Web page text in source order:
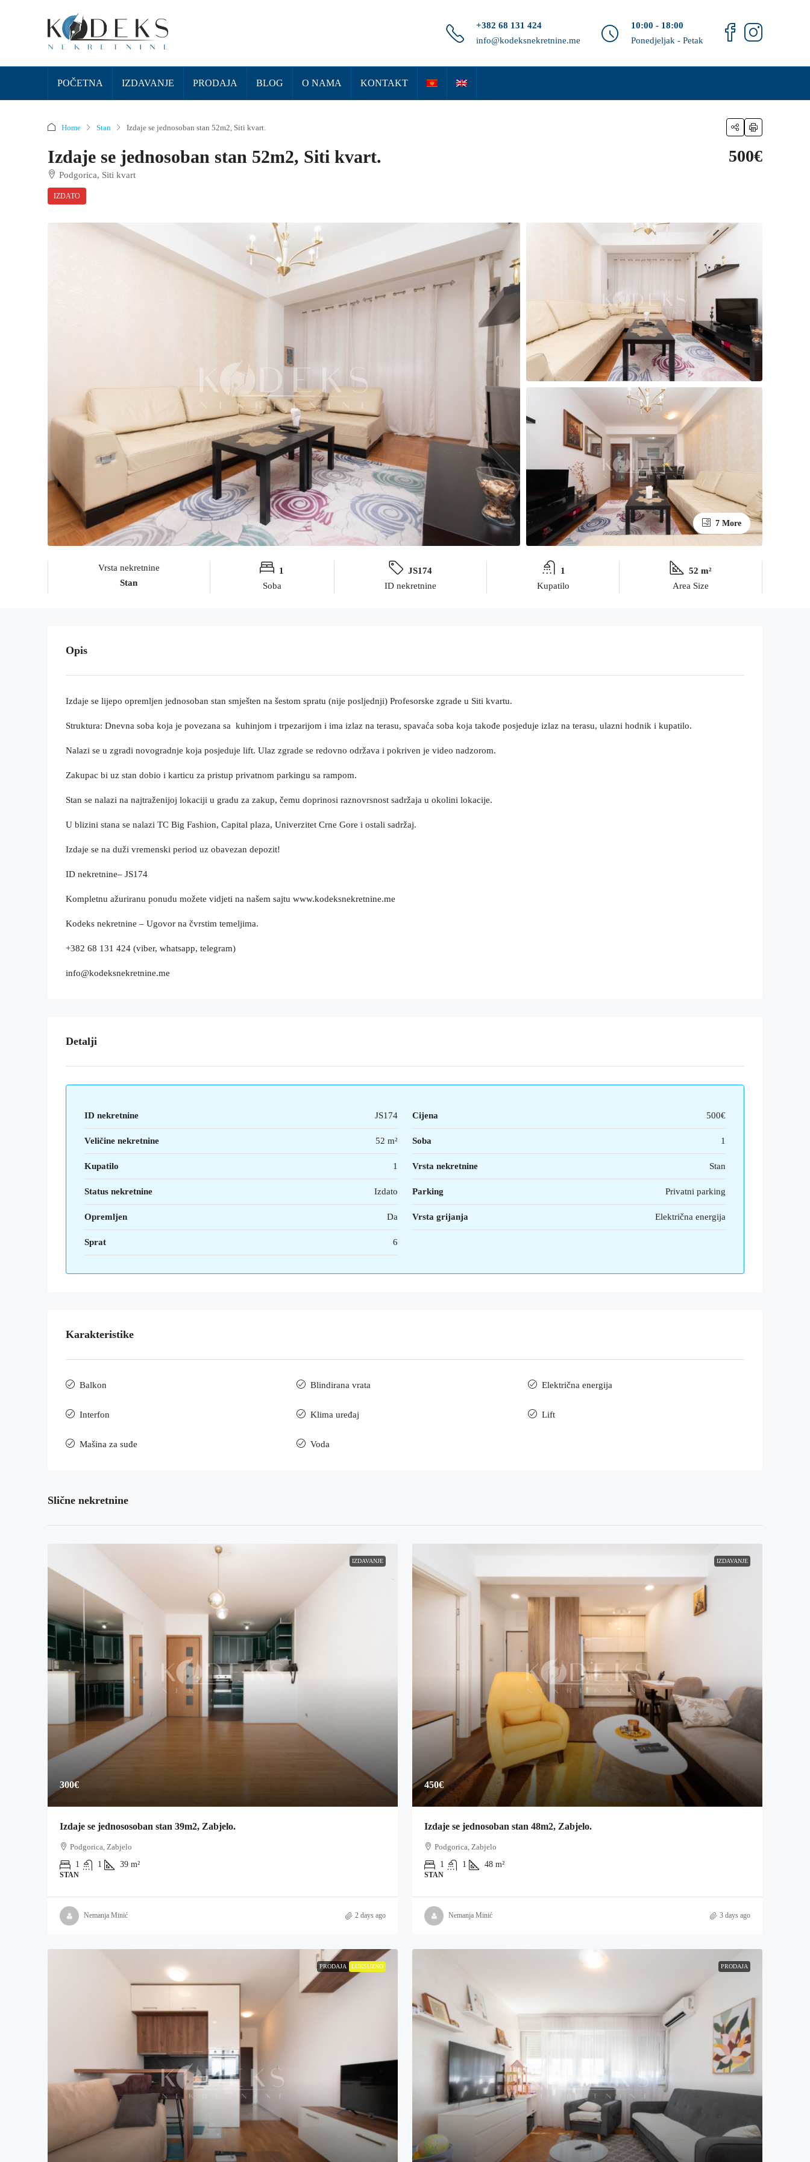
+382 68 131 424
info@kodeksnekretnine.me
10:00 - 18:00
Ponedjeljak - Petak
POČETNA IZDAVANJE PRODAJA BLOG O NAMA KONTAKT
Home Stan Izdaje se jednosoban stan 52m2, Siti kvart.
Izdaje se jednosoban stan 52m2, Siti kvart.
Podgorica, Siti kvart
IZDATO
500€
7 More
Vrsta nekretnine
Stan
1
Soba
JS174
ID nekretnine
1
Kupatilo
52 m²
Area Size
Opis
Izdaje se lijepo opremljen jednosoban stan smješten na šestom spratu (nije posljednji) Profesorske zgrade u Siti kvartu.
Struktura: Dnevna soba koja je povezana sa kuhinjom i trpezarijom i ima izlaz na terasu, spavaća soba koja takođe posjeduje izlaz na terasu, ulazni hodnik i kupatilo.
Nalazi se u zgradi novogradnje koja posjeduje lift. Ulaz zgrade se redovno održava i pokriven je video nadzorom.
Zakupac bi uz stan dobio i karticu za pristup privatnom parkingu sa rampom.
Stan se nalazi na najtraženijoj lokaciji u gradu za zakup, čemu doprinosi raznovrsnost sadržaja u okolini lokacije.
U blizini stana se nalazi TC Big Fashion, Capital plaza, Univerzitet Crne Gore i ostali sadržaj.
Izdaje se na duži vremenski period uz obavezan depozit!
ID nekretnine– JS174
Kompletnu ažuriranu ponudu možete vidjeti na našem sajtu www.kodeksnekretnine.me
Kodeks nekretnine – Ugovor na čvrstim temeljima.
+382 68 131 424 (viber, whatsapp, telegram)
info@kodeksnekretnine.me
Detalji
ID nekretnine JS174 Cijena 500€
Veličine nekretnine 52 m² Soba 1
Kupatilo 1 Vrsta nekretnine Stan
Status nekretnine Izdato Parking Privatni parking
Opremljen Da Vrsta grijanja Električna energija
Sprat 6
Karakteristike
Balkon Blindirana vrata Električna energija
Interfon Klima uređaj Lift
Mašina za suđe Voda
Slične nekretnine
IZDAVANJE
300€
Izdaje se jednososoban stan 39m2, Zabjelo.
Podgorica, Zabjelo
1
1 39 m²
STAN
Nemanja Minić 2 days ago
IZDAVANJE
450€
Izdaje se jednosoban stan 48m2, Zabjelo.
Podgorica, Zabjelo
1
1 48 m²
STAN
Nemanja Minić 3 days ago
PRODAJA LUKSUZNO PRODAJA